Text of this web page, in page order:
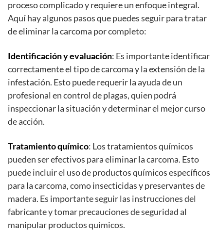
proceso complicado y requiere un enfoque integral.
Aquí hay algunos pasos que puedes seguir para tratar
de eliminar la carcoma por completo:
Identificación y evaluación: Es importante identificar
correctamente el tipo de carcoma y la extensión de la
infestación. Esto puede requerir la ayuda de un
profesional en control de plagas, quien podrá
inspeccionar la situación y determinar el mejor curso
de acción.
Tratamiento químico: Los tratamientos químicos
pueden ser efectivos para eliminar la carcoma. Esto
puede incluir el uso de productos químicos específicos
para la carcoma, como insecticidas y preservantes de
madera. Es importante seguir las instrucciones del
fabricante y tomar precauciones de seguridad al
manipular productos químicos.